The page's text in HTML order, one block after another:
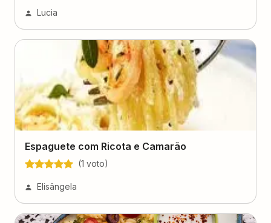
Lucia
Espaguete com Ricota e Camarão
(1 voto)
Elisângela